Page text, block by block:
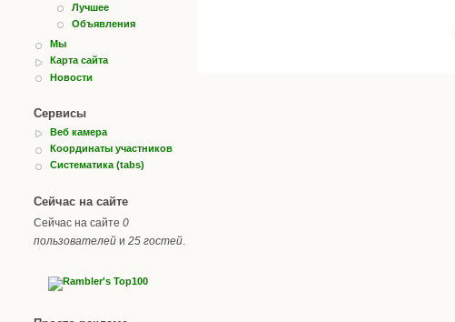
Лучшее
Объявления
Мы
Карта сайта
Новости
Сервисы
Веб камера
Координаты участников
Систематика (tabs)
Сейчас на сайте
Сейчас на сайте 0
пользователей и 25 гостей